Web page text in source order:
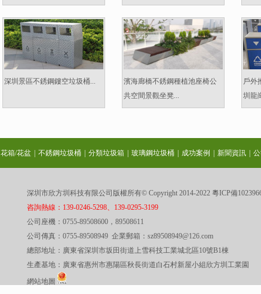
深圳景區不銹鋼鏤空垃圾桶...
濱海廊橋不銹鋼種植池座椅公
共空間景觀坐凳...
戶外
圳龍
花箱/花盆 不銹鋼垃圾桶 分類垃圾箱 玻璃鋼垃圾桶 成功案例 新聞資訊
深圳市欣方圳科技有限公司版權所有© Copyright 2014-2022 粵ICP備
咨詢熱線：139-0246-5298、139-0295-3199
公司座機：0755-89508600，89508611
公司傳真：0755-89508949 企業郵箱：sz89508949@126.com
總部地址：廣東省深圳市坂田街道上雪科技工業城北區10號B1棟
生產基地：廣東省惠州市惠陽區秋長街道白石村新屋小組欣方圳工業園
網站地圖